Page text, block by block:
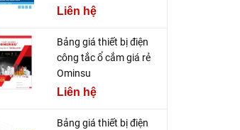
Liên hệ
Bảng giá thiết bị điện
công tắc ổ cắm giá rẻ
Ominsu
Liên hệ
Bảng giá thiết bị điện